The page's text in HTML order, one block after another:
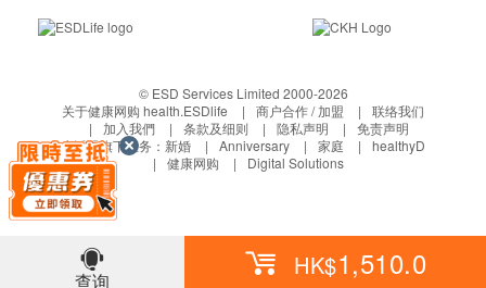
查询
HK$1,510.0
© ESD Services Limited 2000-2026
关于健康网购 health.ESDlife
商户合作 / 加盟
联络我们
加入我們
条款及细则 隐私声明
免责声明
生活易旗下业务： 新婚 Anniversary 家庭
healthyD
健康网购
Digital Solutions